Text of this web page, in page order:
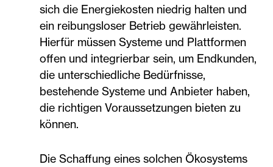
sich die Energiekosten niedrig halten und
ein reibungsloser Betrieb gewährleisten.
Hierfür müssen Systeme und Plattformen
offen und integrierbar sein, um Endkunden,
die unterschiedliche Bedürfnisse,
bestehende Systeme und Anbieter haben,
die richtigen Voraussetzungen bieten zu
können.
Die Schaffung eines solchen Ökosystems